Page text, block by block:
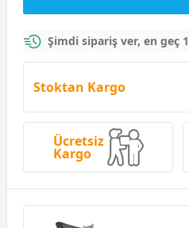
Şimdi sipariş ver, en geç
Stoktan Kargo
Ücretsiz
Kargo